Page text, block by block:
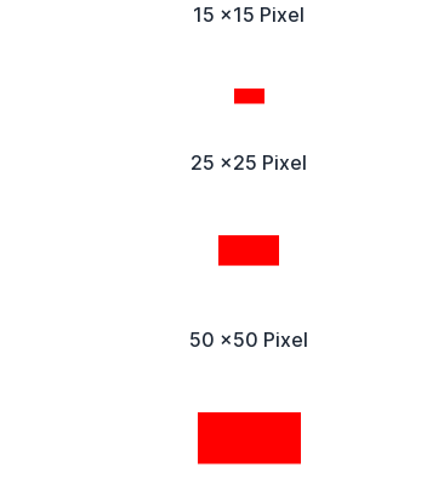
15 x15 Pixel
25 x25 Pixel
50 x50 Pixel